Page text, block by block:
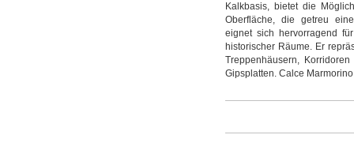
Kalkbasis, bietet die
Oberfläche, die getreu
eignet sich hervorragend
historischer Räume. Er
Treppenhäusern,
Gipsplatten. Calce